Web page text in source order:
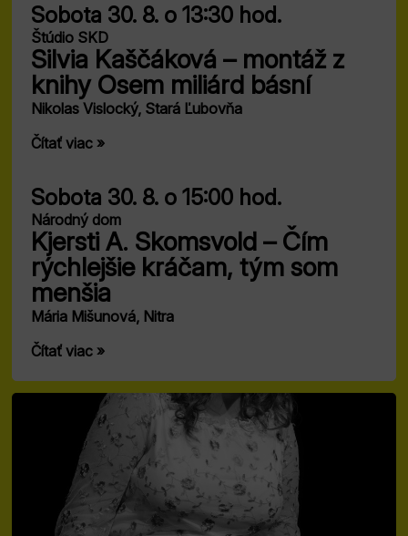
Sobota 30. 8. o 13:30 hod.
Štúdio SKD
Silvia Kaščáková – montáž z
knihy Osem miliárd básní
Nikolas Vislocký, Stará Ľubovňa
Čítať viac »
Sobota 30. 8. o 15:00 hod.
Národný dom
Kjersti A. Skomsvold – Čím
rýchlejšie kráčam, tým som
menšia
Mária Mišunová, Nitra
Čítať viac »